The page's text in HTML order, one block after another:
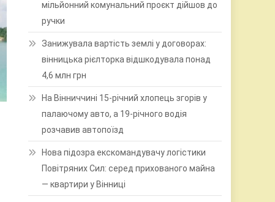
мільйонний комунальний проєкт дійшов до
ручки
Занижувала вартість землі у договорах:
вінницька рієлторка відшкодувала понад
4,6 млн грн
На Вінниччині 15-річний хлопець згорів у
палаючому авто, а 19-річного водія
розчавив автопоїзд
Нова підозра екскомандувачу логістики
Повітряних Сил: серед прихованого майна
— квартири у Вінниці